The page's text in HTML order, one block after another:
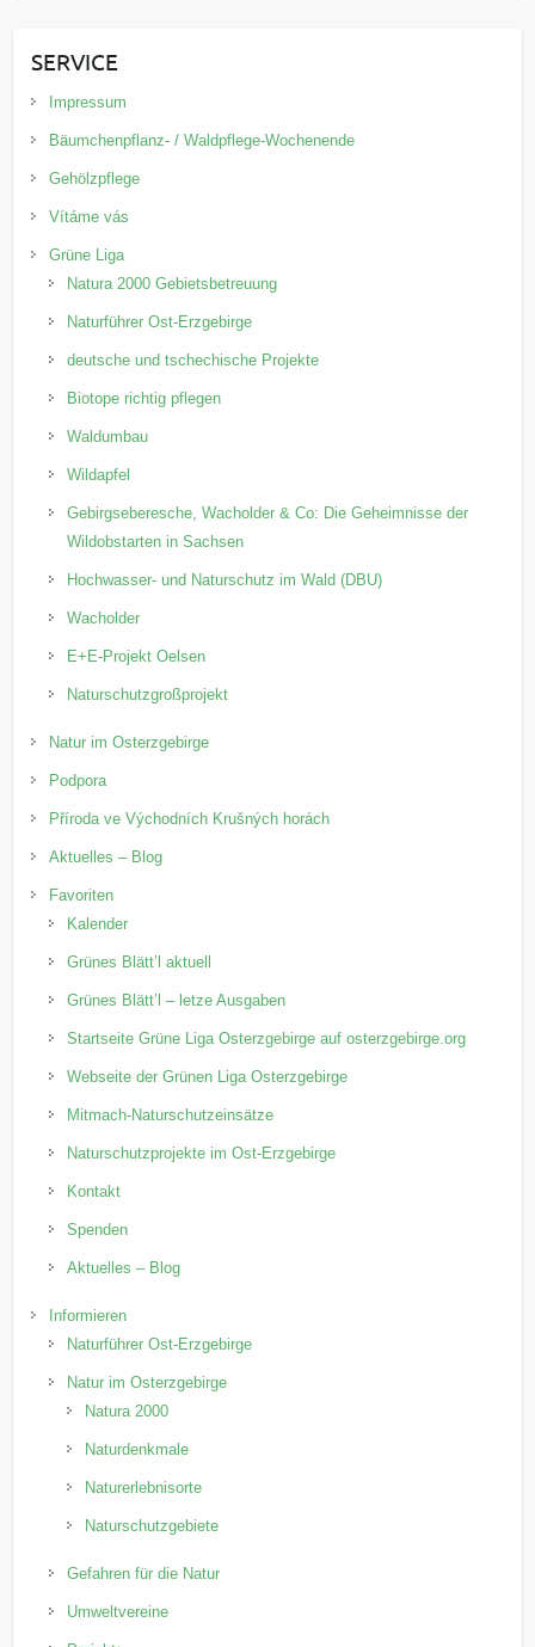
SERVICE
Impressum
Bäumchenpflanz- / Waldpflege-Wochenende
Gehölzpflege
Vítáme vás
Grüne Liga
Natura 2000 Gebietsbetreuung
Naturführer Ost-Erzgebirge
deutsche und tschechische Projekte
Biotope richtig pflegen
Waldumbau
Wildapfel
Gebirgseberesche, Wacholder & Co: Die Geheimnisse der
Wildobstarten in Sachsen
Hochwasser- und Naturschutz im Wald (DBU)
Wacholder
E+E-Projekt Oelsen
Naturschutzgroßprojekt
Natur im Osterzgebirge
Podpora
Příroda ve Východních Krušných horách
Aktuelles – Blog
Favoriten
Kalender
Grünes Blätt’l aktuell
Grünes Blätt’l – letze Ausgaben
Startseite Grüne Liga Osterzgebirge auf osterzgebirge.org
Webseite der Grünen Liga Osterzgebirge
Mitmach-Naturschutzeinsätze
Naturschutzprojekte im Ost-Erzgebirge
Kontakt
Spenden
Aktuelles – Blog
Informieren
Naturführer Ost-Erzgebirge
Natur im Osterzgebirge
Natura 2000
Naturdenkmale
Naturerlebnisorte
Naturschutzgebiete
Gefahren für die Natur
Umweltvereine